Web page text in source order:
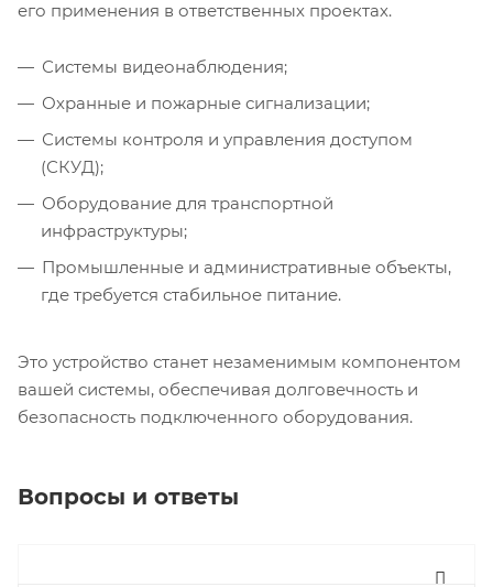
его применения в ответственных проектах.
Системы видеонаблюдения;
Охранные и пожарные сигнализации;
Системы контроля и управления доступом
(СКУД);
Оборудование для транспортной
инфраструктуры;
Промышленные и административные объекты,
где требуется стабильное питание.
Это устройство станет незаменимым компонентом
вашей системы, обеспечивая долговечность и
безопасность подключенного оборудования.
Вопросы и ответы